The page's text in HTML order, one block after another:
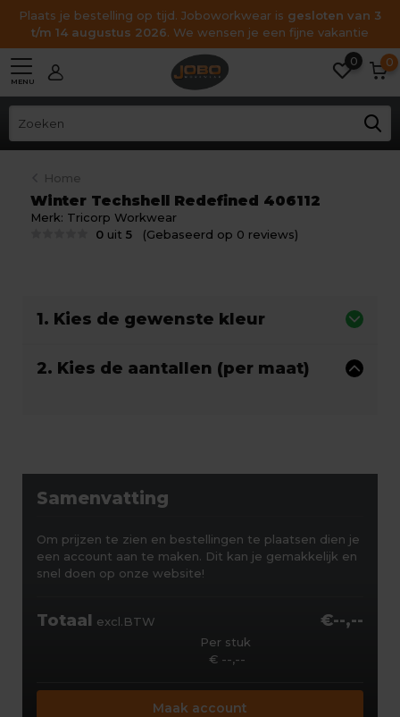
Plaats je bestelling op tijd. Joboworkwear is gesloten van 3
t/m 14 augustus 2026. We wensen je een fijne vakantie
MENU
0 0
Home
Winter Techshell Redefined 406112
Merk: Tricorp Workwear
0 uit5 (Gebaseerd op 0 reviews)
1. Kies de gewenste kleur
2. Kies de aantallen (per maat)
Samenvatting
Om prijzen te zien en bestellingen te plaatsen dien je
een account aan te maken. Dit kan je gemakkelijk en
snel doen op onze website!
Totaal excl.BTW €--,--
Per stuk
€ --,--
Maak account